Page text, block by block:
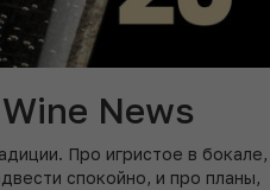
News
Про игристое в бокале,
спокойно, и про планы,